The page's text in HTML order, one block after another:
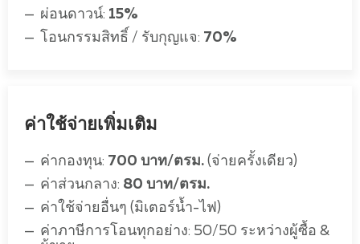
ผ่อนดาวน์: 15%
โอนกรรมสิทธิ์ / รับกุญแจ: 70%
ค่าใช้จ่ายเพิ่มเติม
ค่ากองทุน: 700 บาท/ตรม. (จ่ายครั้งเดียว)
ค่าส่วนกลาง: 80 บาท/ตรม.
ค่าใช้จ่ายอื่นๆ (มิเตอร์น้ำ-ไฟ)
ค่าภาษีการโอนทุกอย่าง: 50/50 ระหว่างผู้ซื้อ &